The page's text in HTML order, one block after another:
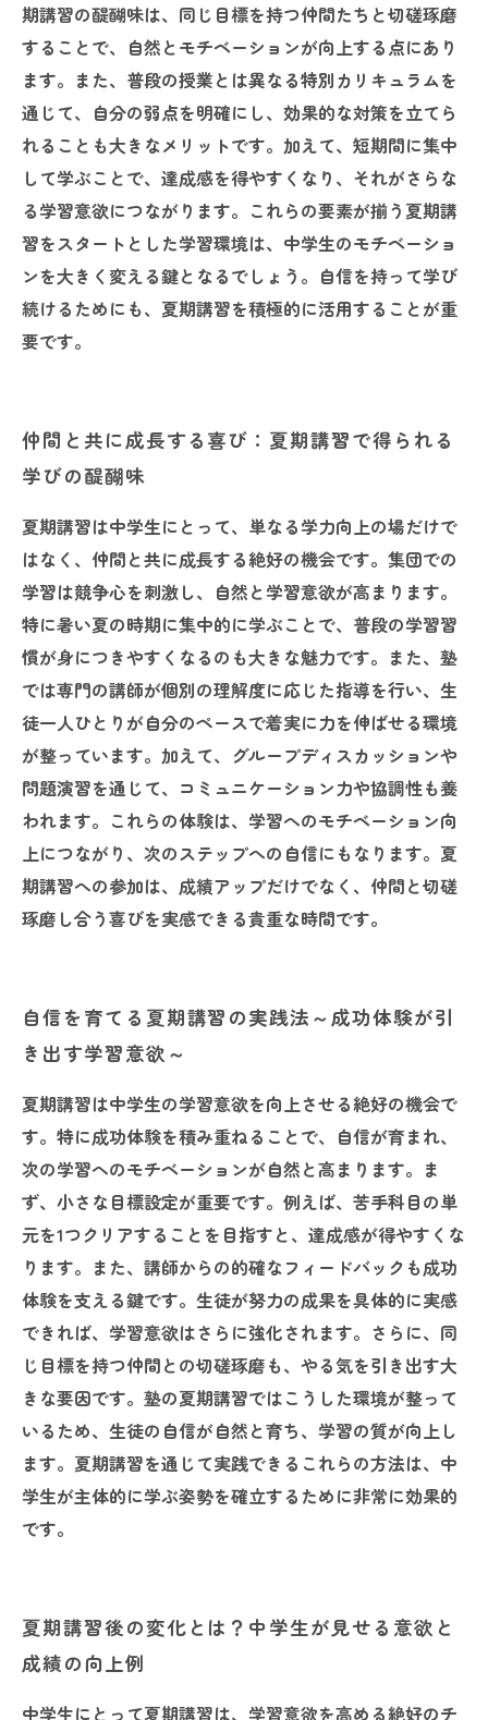
期講習の醍醐味は、同じ目標を持つ仲間たちと切磋琢磨
することで、自然とモチベーションが向上する点にあり
ます。また、普段の授業とは異なる特別カリキュラムを
通じて、自分の弱点を明確にし、効果的な対策を立てら
れることも大きなメリットです。加えて、短期間に集中
して学ぶことで、達成感を得やすくなり、それがさらな
る学習意欲につながります。これらの要素が揃う夏期講
習をスタートとした学習環境は、中学生のモチベーショ
ンを大きく変える鍵となるでしょう。自信を持って学び
続けるためにも、夏期講習を積極的に活用することが重
要です。
仲間と共に成長する喜び：夏期講習で得られる
学びの醍醐味
夏期講習は中学生にとって、単なる学力向上の場だけで
はなく、仲間と共に成長する絶好の機会です。集団での
学習は競争心を刺激し、自然と学習意欲が高まります。
特に暑い夏の時期に集中的に学ぶことで、普段の学習習
慣が身につきやすくなるのも大きな魅力です。また、塾
では専門の講師が個別の理解度に応じた指導を行い、生
徒一人ひとりが自分のペースで着実に力を伸ばせる環境
が整っています。加えて、グループディスカッションや
問題演習を通じて、コミュニケーション力や協調性も養
われます。これらの体験は、学習へのモチベーション向
上につながり、次のステップへの自信にもなります。夏
期講習への参加は、成績アップだけでなく、仲間と切磋
琢磨し合う喜びを実感できる貴重な時間です。
自信を育てる夏期講習の実践法～成功体験が引
き出す学習意欲～
夏期講習は中学生の学習意欲を向上させる絶好の機会で
す。特に成功体験を積み重ねることで、自信が育まれ、
次の学習へのモチベーションが自然と高まります。ま
ず、小さな目標設定が重要です。例えば、苦手科目の単
元を1つクリアすることを目指すと、達成感が得やすくな
ります。また、講師からの的確なフィードバックも成功
体験を支える鍵です。生徒が努力の成果を具体的に実感
できれば、学習意欲はさらに強化されます。さらに、同
じ目標を持つ仲間との切磋琢磨も、やる気を引き出す大
きな要因です。塾の夏期講習ではこうした環境が整って
いるため、生徒の自信が自然と育ち、学習の質が向上し
ます。夏期講習を通じて実践できるこれらの方法は、中
学生が主体的に学ぶ姿勢を確立するために非常に効果的
です。
夏期講習後の変化とは？中学生が見せる意欲と
成績の向上例
中学生にとって夏期講習は、学習意欲を高める絶好のチ